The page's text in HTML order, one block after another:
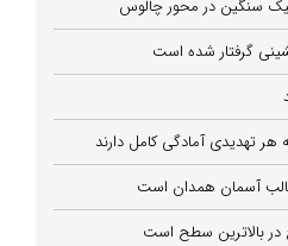
سنگین در محور چالوس
گرفتار شده است
تهدیدی آمادگی کامل دارند
آسمان همدان است
در بالاترین سطح است